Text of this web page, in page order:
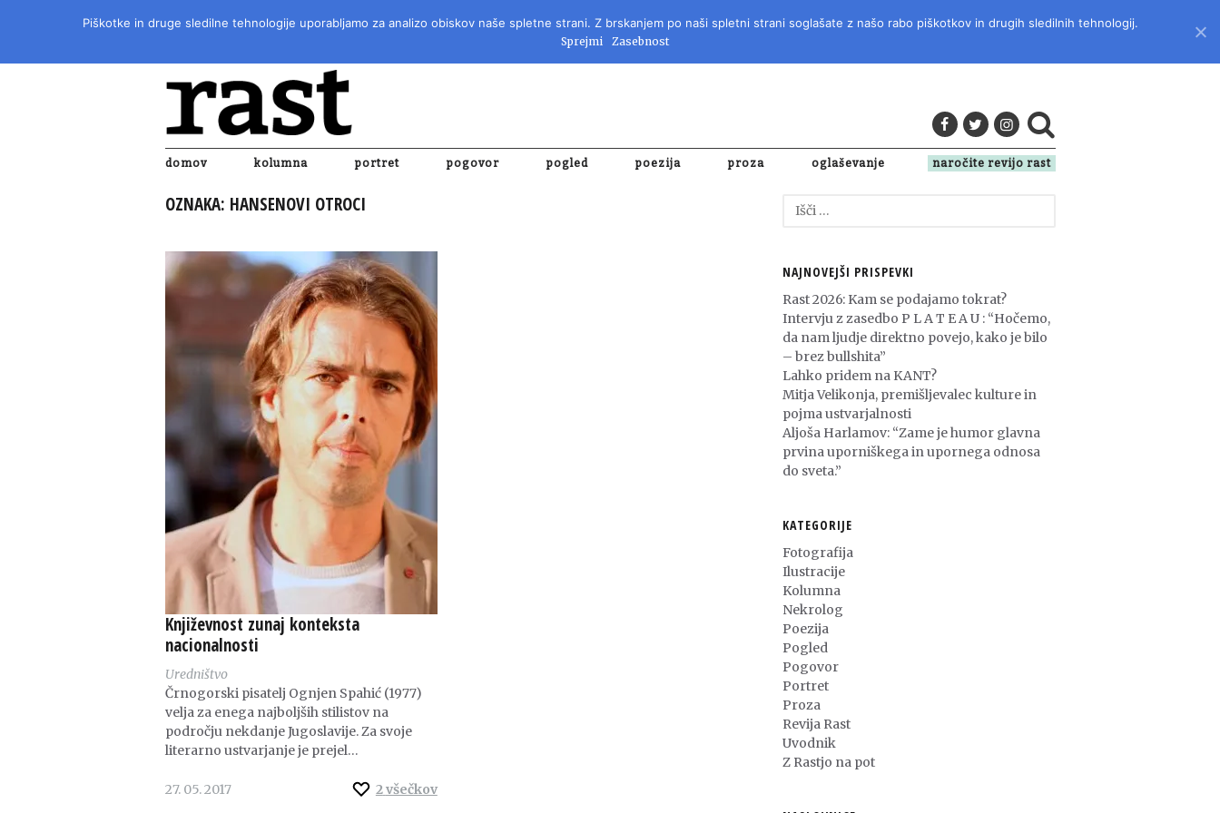
REVIJA ZA LITERATURO, KULTURO IN DRUŽBENA VPRAŠANJA
domov kolumna portret pogovor pogled poezija proza oglaševanje naročite revijo rast
OZNAKA: HANSENOVI OTROCI
Književnost zunaj konteksta
nacionalnosti
Uredništvo
Črnogorski pisatelj Ognjen Spahić (1977)
velja za enega najboljših stilistov na
področju nekdanje Jugoslavije. Za svoje
literarno ustvarjanje je prejel…
2všečkov
27. 05. 2017
Išči:
NAJNOVEJŠI PRISPEVKI
Rast 2026: Kam se podajamo tokrat?
Intervju z zasedbo P L A T E A U : “Hočemo,
da nam ljudje direktno povejo, kako je bilo
– brez bullshita”
Lahko pridem na KANT?
Mitja Velikonja, premišljevalec kulture in
pojma ustvarjalnosti
Aljoša Harlamov: “Zame je humor glavna
prvina uporniškega in upornega odnosa
do sveta.”
KATEGORIJE
Fotografija
Ilustracije
Kolumna
Nekrolog
Poezija
Pogled
Pogovor
Portret
Proza
Revija Rast
Uvodnik
Z Rastjo na pot
Piškotke in druge sledilne tehnologije uporabljamo za analizo obiskov naše spletne strani. Z brskanjem po naši spletni strani soglašate z našo rabo piškotkov in drugih sledilnih tehnologij.
Sprejmi Zasebnost